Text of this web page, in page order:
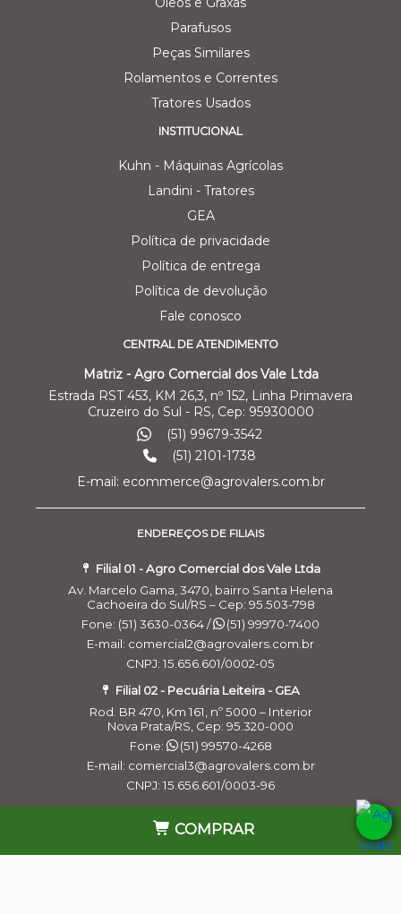
COMPRAR
Parafusos
Peças Similares
Rolamentos e Correntes
Tratores Usados
INSTITUCIONAL
Kuhn - Máquinas Agrícolas
Landini - Tratores
GEA
Política de privacidade
Política de entrega
Política de devolução
Fale conosco
CENTRAL DE ATENDIMENTO
Matriz - Agro Comercial dos Vale Ltda
Estrada RST 453, KM 26,3, nº 152, Linha Primavera
Cruzeiro do Sul - RS, Cep: 95930000
(51) 99679-3542
(51) 2101-1738
E-mail: ecommerce@agrovalers.com.br
ENDEREÇOS DE FILIAIS
Filial 01 - Agro Comercial dos Vale Ltda
Av. Marcelo Gama, 3470, bairro Santa Helena
Cachoeira do Sul/RS – Cep: 95.503-798
Fone: (51) 3630-0364 /
(51) 99970-7400
E-mail: comercial2@agrovalers.com.br
CNPJ: 15.656.601/0002-05
Filial 02 - Pecuária Leiteira - GEA
Rod. BR 470, Km 161, nº 5000 – Interior
Nova Prata/RS, Cep: 95.320-000
Fone:
(51) 99570-4268
E-mail: comercial3@agrovalers.com.br
CNPJ: 15.656.601/0003-96
Rua Belchior Silva Dias, 215 – Bairro Industrial
a gente usa cookies para personalizar anúncios e melhorar a
sua experiência no site. Ao continuar navegando, você concorda com a
Continuar e fechar